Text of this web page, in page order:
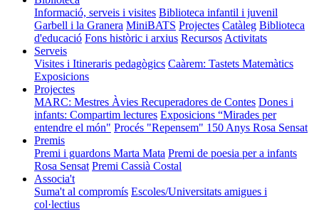
Informació, serveis i visites Biblioteca infantil i juvenil
Garbell i la Granera MiniBATS Projectes Catàleg Biblioteca
d'educació Fons històric i arxius Recursos Activitats
Serveis
Visites i Itineraris pedagògics Caàrem: Tastets Matemàtics
Exposicions
Projectes
MARC: Mestres Àvies Recuperadores de Contes Dones i
infants: Compartim lectures Exposicions “Mirades per
entendre el món" Procés "Repensem" 150 Anys Rosa Sensat
Premis
Premi i guardons Marta Mata Premi de poesia per a infants
Rosa Sensat Premi Cassià Costal
Associa't
Suma't al compromís Escoles/Universitats amigues i
col·lectius